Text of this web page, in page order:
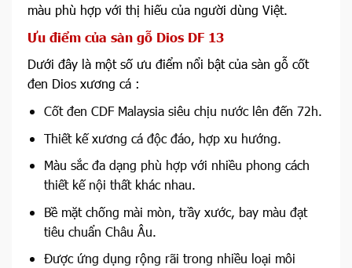
màu phù hợp với thị hiếu của người dùng Việt.
Ưu điểm của sàn gỗ Dios DF 13
Dưới đây là một số ưu điểm nổi bật của sàn gỗ cốt
đen Dios xương cá :
Cốt đen CDF Malaysia siêu chịu nước lên đến 72h.
Thiết kế xương cá độc đáo, hợp xu hướng.
Màu sắc đa dạng phù hợp với nhiều phong cách
thiết kế nội thất khác nhau.
Bề mặt chống mài mòn, trầy xước, bay màu đạt
tiêu chuẩn Châu Âu.
Được ứng dụng rộng rãi trong nhiều loại môi